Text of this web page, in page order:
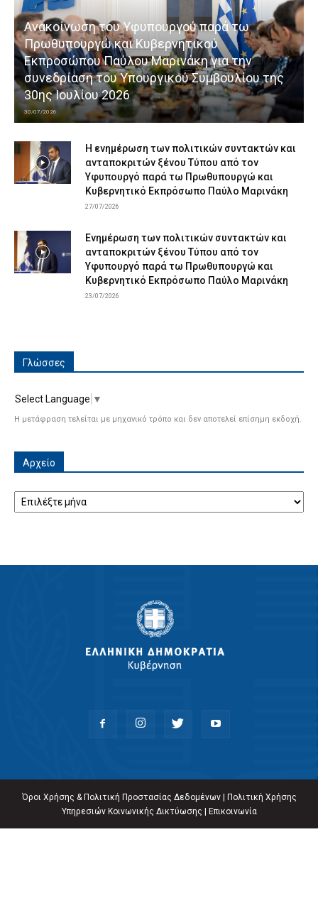
Ανακοίνωση του Υφυπουργού παρά τω
Πρωθυπουργώ και Κυβερνητικού
Εκπροσώπου Παύλου Μαρινάκη για την
συνεδρίαση του Υπουργικού Συμβουλίου της
30ης Ιουλίου 2026
30/07/2026
Η ενημέρωση των πολιτικών συντακτών και
ανταποκριτών ξένου Τύπου από τον
Υφυπουργό παρά τω Πρωθυπουργώ και
Κυβερνητικό Εκπρόσωπο Παύλο Μαρινάκη
27/07/2026
Ενημέρωση των πολιτικών συντακτών και
ανταποκριτών ξένου Τύπου από τον
Υφυπουργό παρά τω Πρωθυπουργώ και
Κυβερνητικό Εκπρόσωπο Παύλο Μαρινάκη
23/07/2026
Γλώσσες
Select Language ▼
Η μετάφραση τελείται με μηχανικό τρόπο και δεν αποτελεί επίσημη εκδοχή.
Αρχείο
Όροι Χρήσης & Πολιτική Προστασίας Δεδομένων|
Πολιτική Χρήσης
Υπηρεσιών Κοινωνικής Δικτύωσης
Επικοινωνία